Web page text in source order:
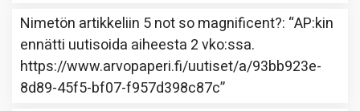
Nimetön artikkeliin 5 not so magnificent?: “AP:kin
ennätti uutisoida aiheesta 2 vko:ssa.
https://www.arvopaperi.fi/uutiset/a/93bb923e-
8d89-45f5-bf07-f957d398c87c”